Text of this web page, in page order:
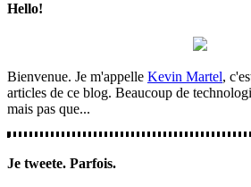
Hello!
Bienvenue. Je m'appelle Kevin Martel,
articles de ce blog. Beaucoup de
mais pas que...
Je tweete. Parfois.